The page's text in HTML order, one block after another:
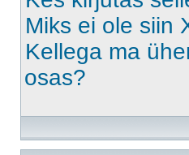
Miks ei ole siin
Kellega ma
osas?